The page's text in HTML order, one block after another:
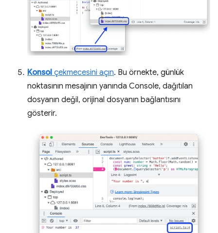
Konsol çekmecesini açın. Bu örnekte, günlük
noktasının mesajının yanında Console, dağıtılan
dosyanın değil, orijinal dosyanın bağlantısını
gösterir.